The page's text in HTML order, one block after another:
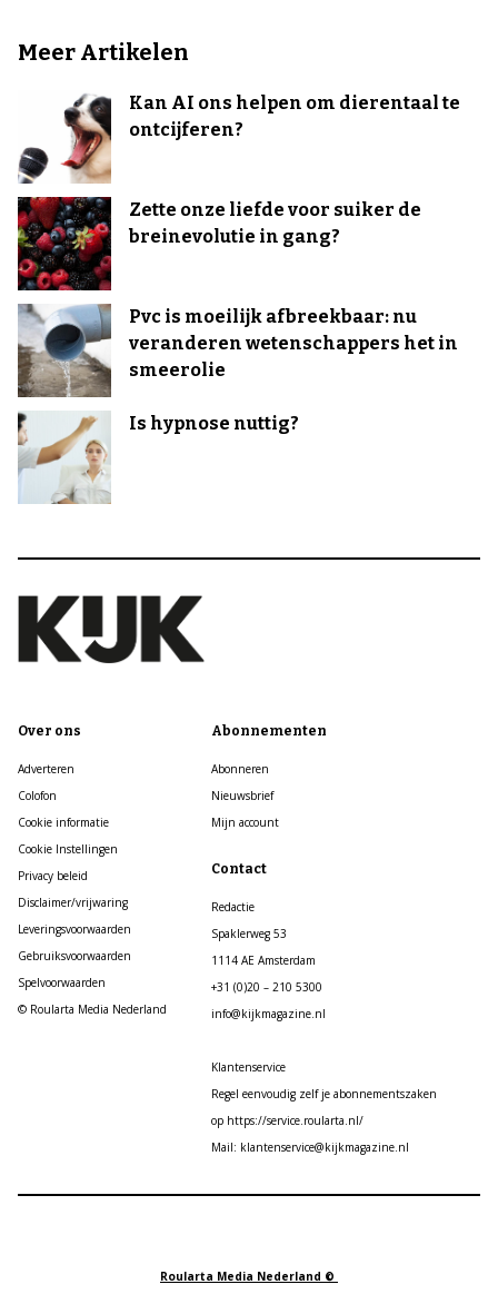
Meer Artikelen
Kan AI ons helpen om dierentaal te
ontcijferen?
Zette onze liefde voor suiker de
breinevolutie in gang?
Pvc is moeilijk afbreekbaar: nu
veranderen wetenschappers het in
smeerolie
Is hypnose nuttig?
Over ons
Adverteren
Colofon
Cookie informatie
Cookie Instellingen
Privacy beleid
Disclaimer/vrijwaring
Leveringsvoorwaarden
Gebruiksvoorwaarden
Spelvoorwaarden
© Roularta Media Nederland
Abonnementen
Abonneren
Nieuwsbrief
Mijn account
Contact
Redactie
Spaklerweg 53
1114 AE Amsterdam
+31 (0)20 – 210 5300
info@kijkmagazine.nl
Klantenservice
Regel eenvoudig zelf je abonnementszaken
op https://service.roularta.nl/
Mail: klantenservice@kijkmagazine.nl
Roularta Media Nederland ©